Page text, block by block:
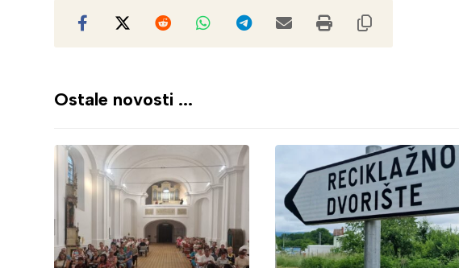
Ostale novosti ...